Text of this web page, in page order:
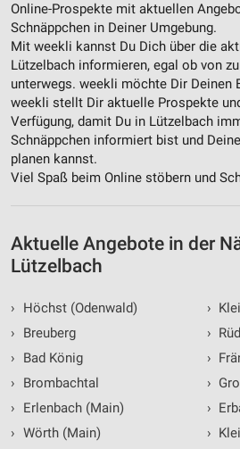
Online-Prospekte mit aktuellen
Schnäppchen in Deiner Umgebung.
Mit weekli kannst Du Dich über die
Lützelbach informieren, egal ob von
unterwegs. weekli möchte Dir Deinen
weekli stellt Dir aktuelle Prospekte
Verfügung, damit Du in Lützelbach
Schnäppchen informiert bist und
planen kannst.
Viel Spaß beim Online stöbern und
Aktuelle Angebote in der
Lützelbach
›
Höchst (Odenwald)
›
Breuberg
›
Bad König
›
Brombachtal
›
Erlenbach (Main)
› Wörth (Main)
›
›
›
›
›
›